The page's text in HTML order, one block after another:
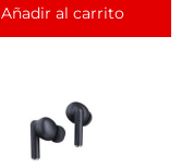
Añadir al carrito